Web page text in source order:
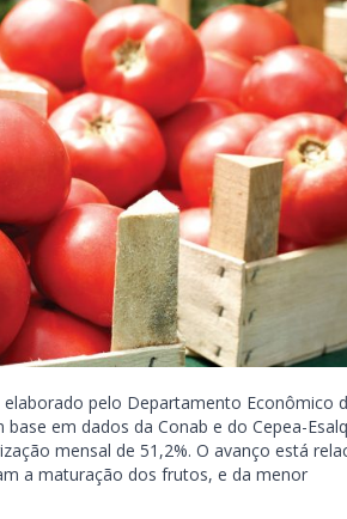
pelo Departamento Econômico
em dados da Conab e do Cepea-
mensal de 51,2%. O avanço está
a maturação dos frutos, e da menor